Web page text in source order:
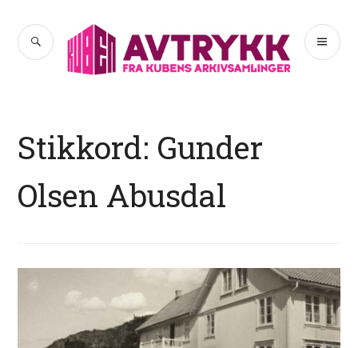
innhold
Avtrykk
SØK
Stikkord: Gunder
Olsen Abusdal